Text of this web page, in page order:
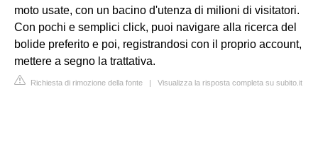
moto usate, con un bacino d'utenza di milioni di visitatori.
Con pochi e semplici click, puoi navigare alla ricerca del
bolide preferito e poi, registrandosi con il proprio account,
mettere a segno la trattativa.
Richiesta di rimozione della fonte | Visualizza la risposta completa su subito.it